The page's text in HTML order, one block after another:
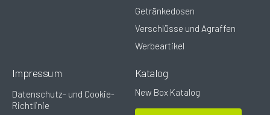
Getränkedosen
Verschlüsse und Agraffen
Werbeartikel
Impressum
Datenschutz- und Cookie-
Richtlinie
Katalog
New Box Katalog